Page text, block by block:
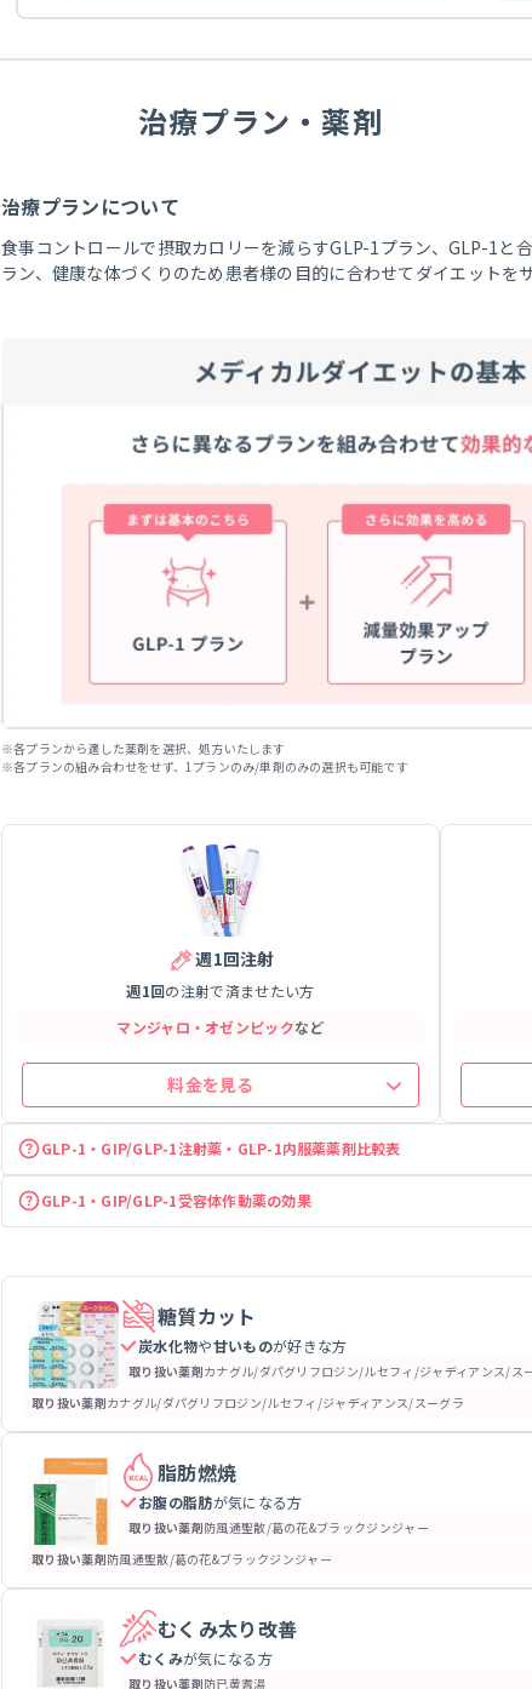
治療プラン・薬剤
治療プランについて
食事コントロールで摂取カロリーを減らすGLP-1プラン、GLP-1と
ラン、健康な体づくりのため患者様の目的に合わせてダイエットを
各プランから適した薬剤を選択、処方いたします
各プランの組み合わせをせず、1プランのみ/単剤のみの選択も可能です
週1回注射
週1回の注射で済ませたい方
マンジャロ・オゼンピックなど
料金を見る
GLP-1・GIP/GLP-1注射薬・GLP-1内服薬薬剤比較表
GLP-1・GIP/GLP-1受容体作動薬の効果
糖質カット
炭水化物や甘いものが好きな方
取り扱い薬剤カナグル/ダパグリフロジン/ルセフィ/ジャディアンス/ス
取り扱い薬剤カナグル/ダパグリフロジン/ルセフィ/ジャディアンス/スーグラ
脂肪燃焼
お腹の脂肪が気になる方
取り扱い薬剤防風通聖散/葛の花&ブラックジンジャー
取り扱い薬剤防風通聖散/葛の花&ブラックジンジャー
むくみ太り改善
むくみが気になる方
取り扱い薬剤防已黄耆湯